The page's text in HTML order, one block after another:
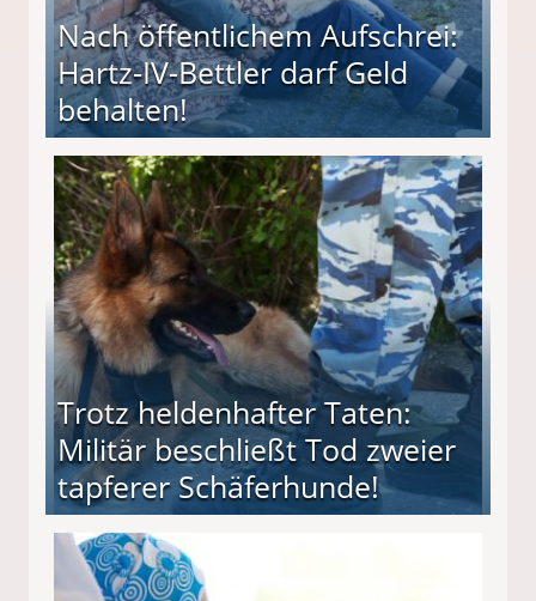
Nach öffentlichem Aufschrei:
Hartz-IV-Bettler darf Geld
behalten!
darf Geld behalten!
Trotz heldenhafter Taten:
Militär beschließt Tod zweier
tapferer Schäferhunde!
Tod zweier tapferer Schäferhunde!